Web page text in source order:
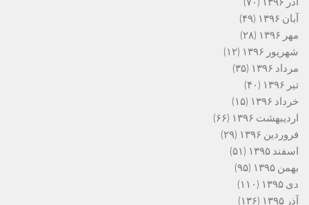
آبان ۱۳۹۶
(۴۹)
مهر ۱۳۹۶
(۲۸)
شهریور ۱۳۹۶
(۱۲)
مرداد ۱۳۹۶
(۳۵)
تیر ۱۳۹۶
(۴۰)
خرداد ۱۳۹۶
(۱۵)
اردیبهشت ۱۳۹۶
(۶۶)
فروردین ۱۳۹۶
(۲۹)
اسفند ۱۳۹۵
(۵۱)
بهمن ۱۳۹۵
(۹۵)
دی ۱۳۹۵
(۱۱۰)
آذر ۱۳۹۵
(۱۳۶)